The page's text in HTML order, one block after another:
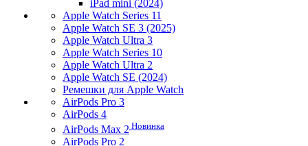
iPad mini (2024)
Apple Watch Series 11
Apple Watch SE 3 (2025)
Apple Watch Ultra 3
Apple Watch Series 10
Apple Watch Ultra 2
Apple Watch SE (2024)
Ремешки для Apple Watch
AirPods Pro 3
AirPods 4
AirPods Max 2 Новинка
AirPods Pro 2